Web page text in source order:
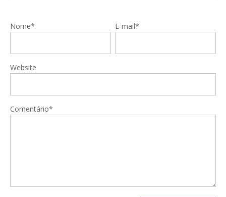
Nome* E-mail*
Website
Comentário*